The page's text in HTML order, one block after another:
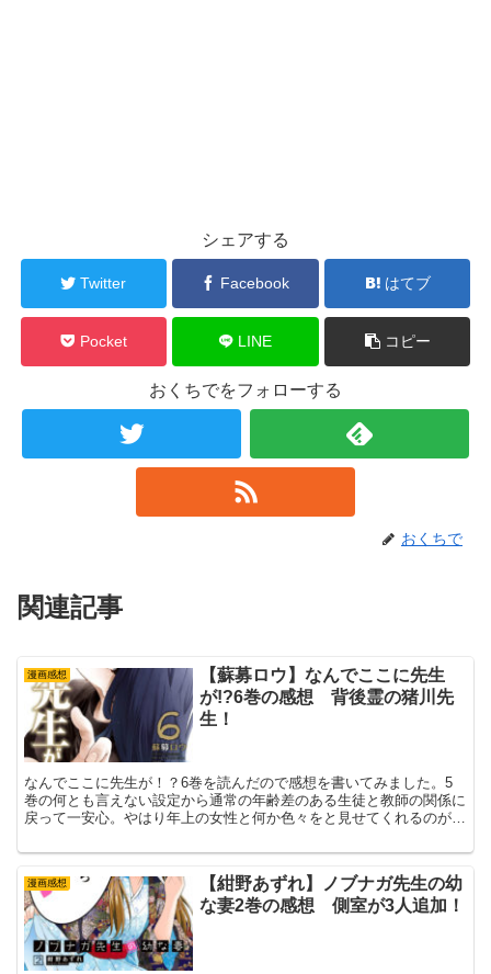
シェアする
Twitter Facebook はてブ
Pocket LINE コピー
おくちでをフォローする
おくちで
関連記事
漫画感想
【蘇募ロウ】なんでここに先生
が!?6巻の感想 背後霊の猪川先
生！
なんでここに先生が！？6巻を読んだので感想を書いてみました。5
巻の何とも言えない設定から通常の年齢差のある生徒と教師の関係に
戻って一安心。やはり年上の女性と何か色々をと見せてくれるのがな
お話です。
漫画感想
【紺野あずれ】ノブナガ先生の幼
な妻2巻の感想 側室が3人追加！